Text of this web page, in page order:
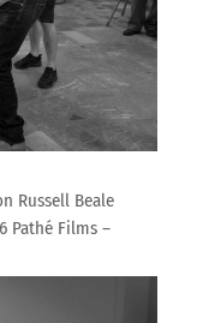
Russell Beale
Pathé Films –